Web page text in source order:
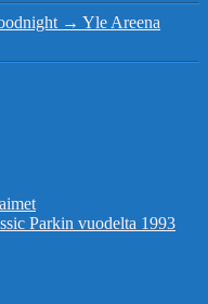
→ Yle Areena
Parkin vuodelta 1993